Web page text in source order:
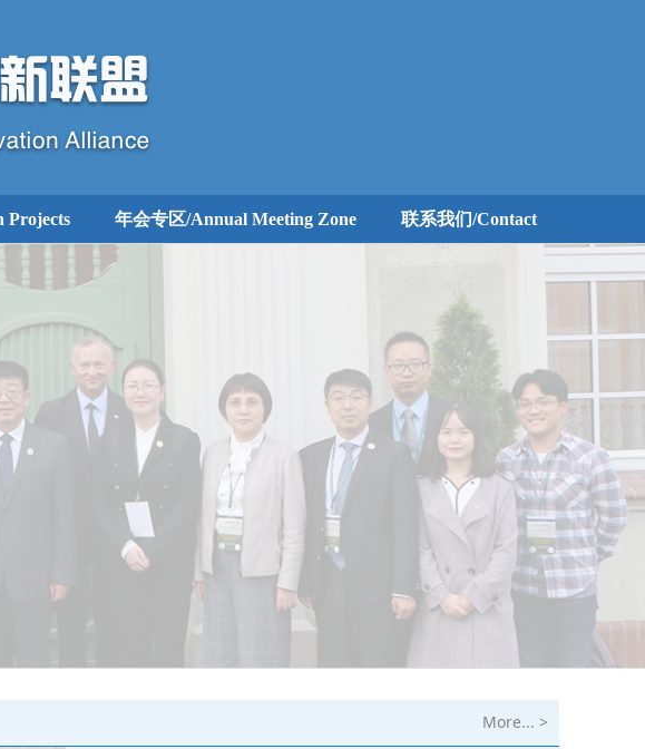
Projects 年会专区/Annual Meeting Zone 联系我们/Contact
More... >